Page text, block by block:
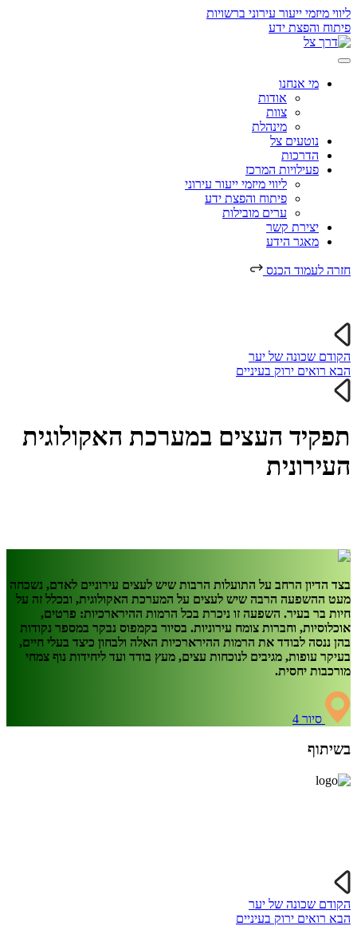
ליווי מיזמי ייעור עירוני ברשויות
פיתוח והפצת ידע
מי אנחנו
אודות
צוות
מינהלת
נוטעים צל
הדרכות
פעילויות המרכז
ליווי מיזמי ייעור עירוני
פיתוח והפצת ידע
ערים מובילות
יצירת קשר
מאגר הידע
חזרה לעמוד הכנס
הקודם שכונה של יער
הבא רואים ירוק בעיניים
תפקיד העצים במערכת האקולוגית
העירונית
בצד הדיון הרחב על התועלות הרבות שיש לעצים עירוניים לאדם, נשכחה
מעט ההשפעה הרבה שיש לעצים על המערכת האקולוגית, ובכלל זה על
חיות בר בעיר. השפעה זו ניכרת בכל הרמות ההירארכיות: פרטים,
אוכלוסיות, וחברות צומח עירוניות. בסיור בקמפוס נבקר במספר נקודות
בהן ננסה לבודד את הרמות ההירארכיות האלה ולבחון כיצד בעלי חיים,
בעיקר עופות, מגיבים לנוכחות עצים, מעץ בודד ועד ליחידות נוף צמחי
מורכבות יחסית.
סיור 4
בשיתוף
בנגב
הקודם שכונה של יער
הבא רואים ירוק בעיניים